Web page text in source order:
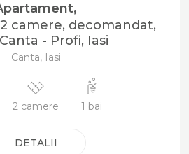
camere, decomandat,
- Profi, Iasi
Canta, Iasi
2 camere 1 bai
DETALII